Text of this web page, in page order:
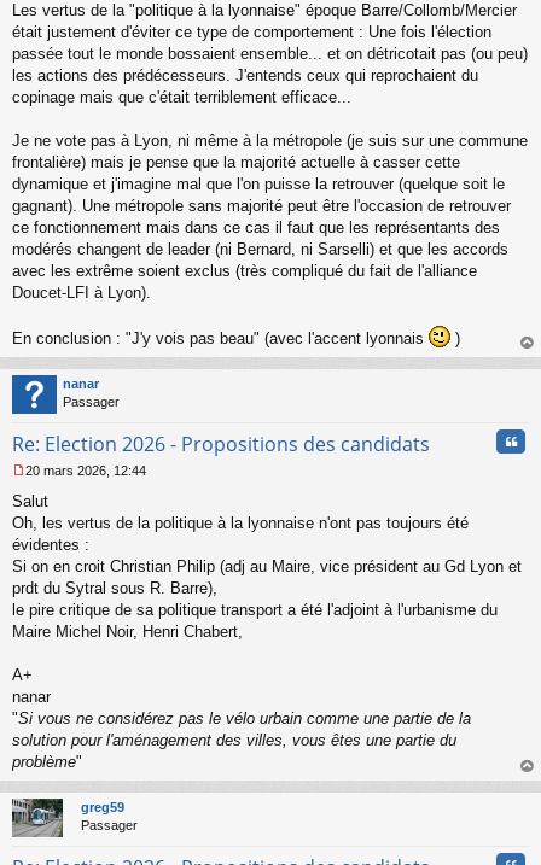
Les vertus de la "politique à la lyonnaise" époque Barre/Collomb/Mercier
était justement d'éviter ce type de comportement : Une fois l'élection
passée tout le monde bossaient ensemble... et on détricotait pas (ou peu)
les actions des prédécesseurs. J'entends ceux qui reprochaient du
copinage mais que c'était terriblement efficace...
Je ne vote pas à Lyon, ni même à la métropole (je suis sur une commune
frontalière) mais je pense que la majorité actuelle à casser cette
dynamique et j'imagine mal que l'on puisse la retrouver (quelque soit le
gagnant). Une métropole sans majorité peut être l'occasion de retrouver
ce fonctionnement mais dans ce cas il faut que les représentants des
modérés changent de leader (ni Bernard, ni Sarselli) et que les accords
avec les extrême soient exclus (très compliqué du fait de l'alliance
Doucet-LFI à Lyon).
En conclusion : "J'y vois pas beau" (avec l'accent lyonnais )
au
nanar
Passager
Re: Election 2026 - Propositions des candidats
e
s
s
e
n
o
u
20 mars 2026, 12:44
Salut
Oh, les vertus de la politique à la lyonnaise n'ont pas toujours été
évidentes :
Si on en croit Christian Philip (adj au Maire, vice président au Gd Lyon et
prdt du Sytral sous R. Barre),
le pire critique de sa politique transport a été l'adjoint à l'urbanisme du
Maire Michel Noir, Henri Chabert,
A+
nanar
"Si vous ne considérez pas le vélo urbain comme une partie de la
solution pour l'aménagement des villes, vous êtes une partie du
problème"
au
greg59
Passager